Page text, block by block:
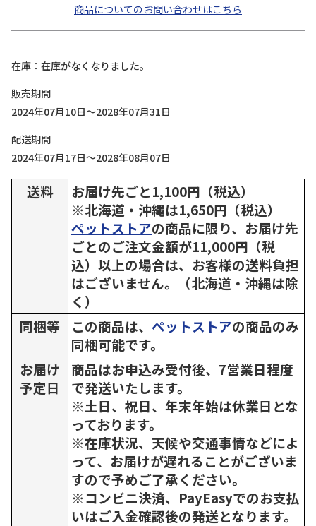
商品についてのお問い合わせはこちら
在庫
在庫がなくなりました。
販売期間
2024年07月10日～2028年07月31日
配送期間
2024年07月17日～2028年08月07日
送料
お届け先ごと1,100円（税込）
※北海道・沖縄は1,650円（税込）
ペットストアの商品に限り、お届け先
ごとのご注文金額が11,000円（税
込）以上の場合は、お客様の送料負担
はございません。（北海道・沖縄は除
く）
同梱等
この商品は、 ペットストアの商品のみ
同梱可能です。
お届け
予定日
商品はお申込み受付後、7営業日程度
で発送いたします。
※土日、祝日、年末年始は休業日とな
っております。
※在庫状況、天候や交通事情などによ
って、お届けが遅れることがございま
すので予めご了承ください。
※コンビニ決済、PayEasyでのお支払
いはご入金確認後の発送となります。